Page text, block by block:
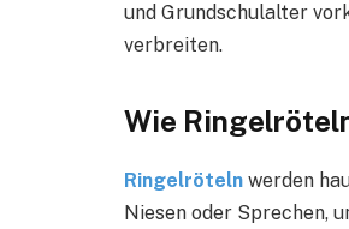
und Grundschulalter
verbreiten.
Wie
Ringelröteln werden
Niesen oder Sprechen,